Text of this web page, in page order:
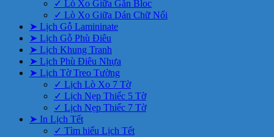
✓ Lò Xo Giữa Gắn Bloc
✓ Lò Xo Giữa Dán Chữ Nổi
➤ Lịch Gỗ Lamininate
➤ Lịch Gỗ Phù Điêu
➤ Lịch Khung Tranh
➤ Lịch Phù Điêu Nhựa
➤ Lịch Tờ Treo Tường
✓ Lịch Lò Xo 7 Tờ
✓ Lịch Nẹp Thiếc 5 Tờ
✓ Lịch Nẹp Thiếc 7 Tờ
➤ In Lịch Tết
✓ Tìm hiểu Lịch Tết